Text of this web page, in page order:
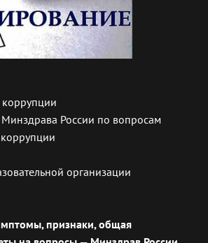
России по вопросам
организации
признаки, общая